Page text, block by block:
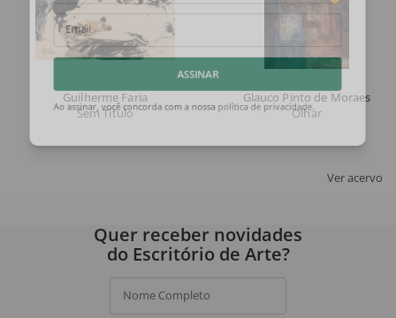
Guilherme Faria
Sem Título
Glauco Pinto de Moraes
Olhar
Ver acervo
Email
ASSINAR
Quer receber novidades
do Escritório de Arte?
Nome Completo